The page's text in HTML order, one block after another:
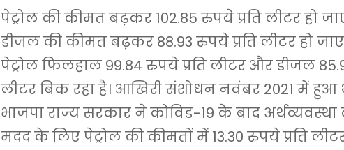
पेट्रोल की कीमत बढ़कर 102.85 रुपये प्रति लीटर हो
डीजल की कीमत बढ़कर 88.93 रुपये प्रति लीटर हो
पेट्रोल फिलहाल 99.84 रुपये प्रति लीटर और डीजल
लीटर बिक रहा है। आखिरी संशोधन नवंबर 2021 में हुआ
भाजपा राज्य सरकार ने कोविड-19 के बाद
मदद के लिए पेट्रोल की कीमतों में 13.30 रुपये प्रति